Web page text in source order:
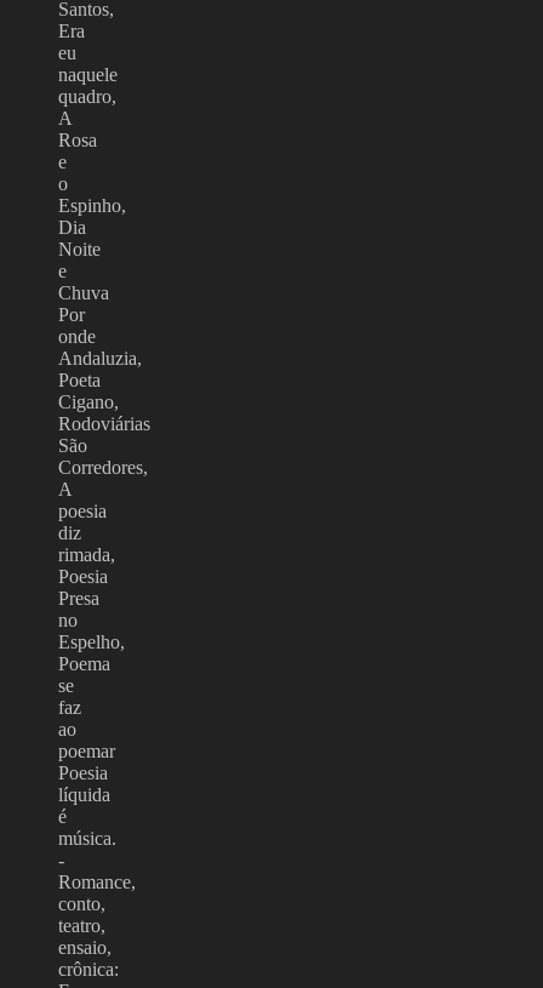
Santos,
Era
eu
naquele
quadro,
A
Rosa
e
o
Espinho,
Dia
Noite
e
Chuva
Por
onde
Andaluzia,
Poeta
Cigano,
Rodoviárias
São
Corredores,
A
poesia
diz
rimada,
Poesia
Presa
no
Espelho,
Poema
se
faz
ao
poemar
Poesia
líquida
é
música.
-
Romance,
conto,
teatro,
ensaio,
crônica: